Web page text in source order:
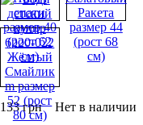
133грн Нет в наличии